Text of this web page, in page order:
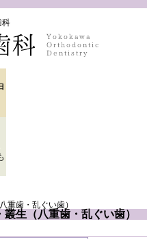
科
歯・乱ぐい歯）
生（八重歯・乱ぐい歯）